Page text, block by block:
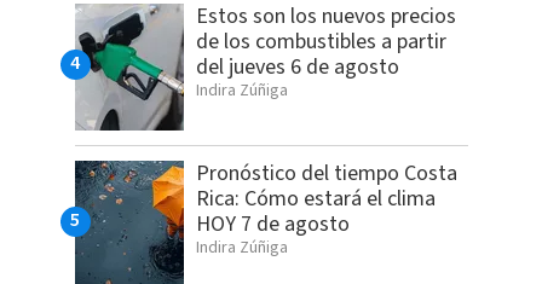
Estos son los nuevos precios
de los combustibles a partir
del jueves 6 de agosto
Indira Zúñiga
Pronóstico del tiempo Costa
Rica: Cómo estará el clima
HOY 7 de agosto
Indira Zúñiga